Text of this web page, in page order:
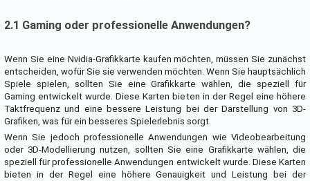
2.1 Gaming oder professionelle Anwendungen?
Wenn Sie eine Nvidia-Grafikkarte kaufen möchten, müssen Sie zunächst
entscheiden, wofür Sie sie verwenden möchten. Wenn Sie hauptsächlich
Spiele spielen, sollten Sie eine Grafikkarte wählen, die speziell für
Gaming entwickelt wurde. Diese Karten bieten in der Regel eine höhere
Taktfrequenz und eine bessere Leistung bei der Darstellung von 3D-
Grafiken, was für ein besseres Spielerlebnis sorgt.
Wenn Sie jedoch professionelle Anwendungen wie Videobearbeitung
oder 3D-Modellierung nutzen, sollten Sie eine Grafikkarte wählen, die
speziell für professionelle Anwendungen entwickelt wurde. Diese Karten
bieten in der Regel eine höhere Genauigkeit und Leistung bei der